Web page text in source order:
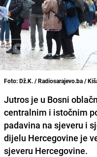
Foto: Dž.K. / Radiosarajevo.ba /
Jutros je u Bosni
centralnim i istočnim
padavina na sjeveru i
dijelu Hercegovine je
sjeveru Hercegovine.